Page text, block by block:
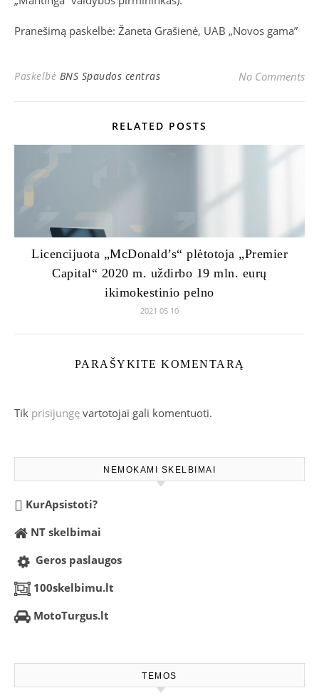
Pranešimą paskelbė: Žaneta Grašienė, UAB „Novos gama”
Paskelbė BNS Spaudos centras No Comments
RELATED POSTS
Licencijuota „McDonald’s“ plėtotoja „Premier
Capital“ 2020 m. uždirbo 19 mln. eurų
ikimokestinio pelno
2021 05 10
PARAŠYKITE KOMENTARĄ
Tik prisijungę vartotojai gali komentuoti.
NEMOKAMI SKELBIMAI
KurApsistoti?
NT skelbimai
Geros paslaugos
100skelbimu.lt
MotoTurgus.lt
TEMOS